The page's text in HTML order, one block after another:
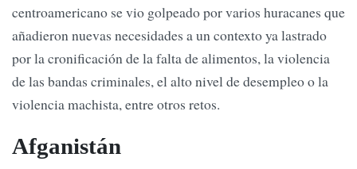
centroamericano se vio golpeado por varios huracanes que
añadieron nuevas necesidades a un contexto ya lastrado
por la cronificación de la falta de alimentos, la violencia
de las bandas criminales, el alto nivel de desempleo o la
violencia machista, entre otros retos.
Afganistán